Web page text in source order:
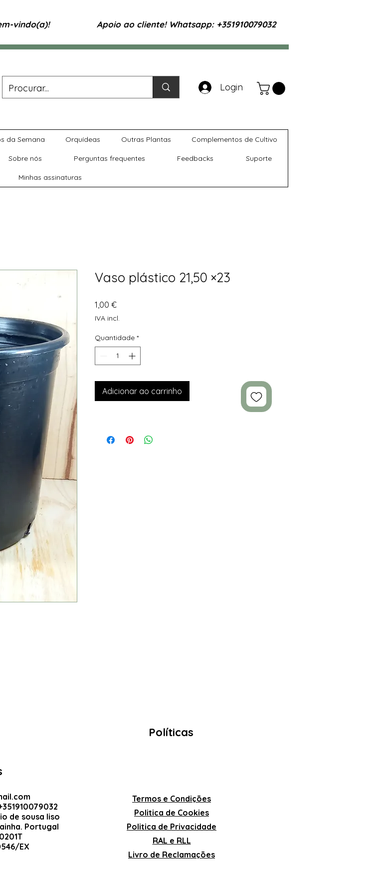
vindo(a)! Apoio ao cliente! Whatsapp: +351910079032
Login
da Semana Orquídeas Outras Plantas Complementos de Cultivo
Sobre nós Perguntas frequentes Feedbacks Suporte
Minhas assinaturas
Vaso plástico 21,50 ×23
1,00 €Preço
IVA incl.
Quantidade *
Adicionar ao carrinho
de sousa liso
Portugal
EX
Políticas
Termos e Condições
Politica de Cookies
Politica de Privacidade
RAL e RLL
Livro de Reclamações